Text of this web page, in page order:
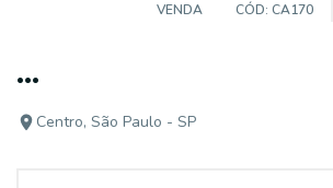
VENDA CÓD: CA170
...
Centro, São Paulo - SP